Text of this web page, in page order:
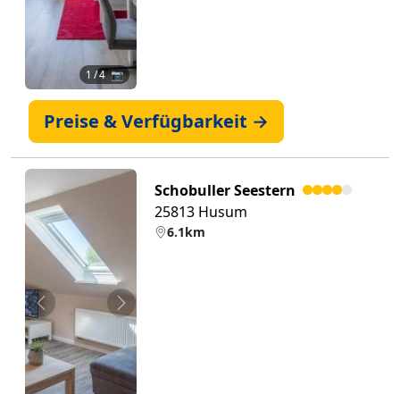
1 / 4 📷
Preise & Verfügbarkeit →
Zurück Weiter
Schobuller Seestern
25813 Husum
6.1km